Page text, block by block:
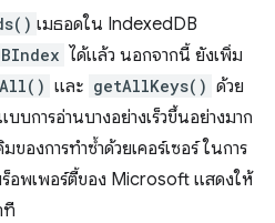
เมธอดใน IndexedDB
ได้แล้ว นอกจากนี้ ยังเพิ่ม
และ getAllKeys() ด้วย
บการอ่านบางอย่างเร็วขึ้นอย่างมาก
องการทำซ้ำด้วยเคอร์เซอร์ ในการ
อพเพอร์ตี้ของ Microsoft แสดงให้
ที